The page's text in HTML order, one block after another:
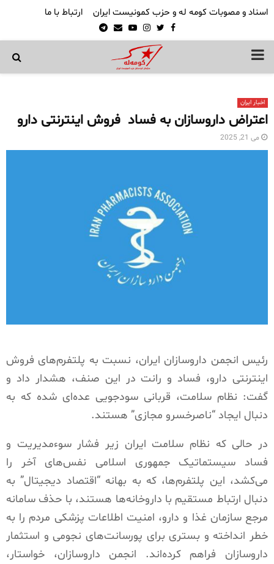
اسناد و مصوبات کومه له و حزب کمونیست ایران ارتباط با ما
Facebook
Twitter
Instagram
Youtube
Email
Telegram
PRIMARY
اخبار ایران
اعتراض داروسازان به فساد فروش اینترنتی دارو
می 21, 2025
رئیس انجمن داروسازان ایران، نسبت به پلتفرم‌های فروش
اینترنتی دارو، فساد و رانت در این صنف، هشدار داد و
گفت: نظام سلامت، قربانی سودجویی عده‌ای شده که به
دنبال ایجاد “ناصرخسرو مجازی” هستند.
در حالی که نظام سلامت ایران زیر فشار سوءمدیریت و
فساد سیستماتیک جمهوری اسلامی نفس‌های آخر را
می‌کشد، این پلتفرم‌ها، که به بهانه “اقتصاد دیجیتال” به
دنبال ارتباط مستقیم با داروخانه‌ها هستند، با حذف سامانه
مرجع سازمان غذا و دارو، امنیت اطلاعات پزشکی مردم را به
خطر انداخته و بستری برای پورسانت‌های نجومی و استثمار
داروسازان فراهم کرده‌اند. انجمن داروسازان، خواستار،